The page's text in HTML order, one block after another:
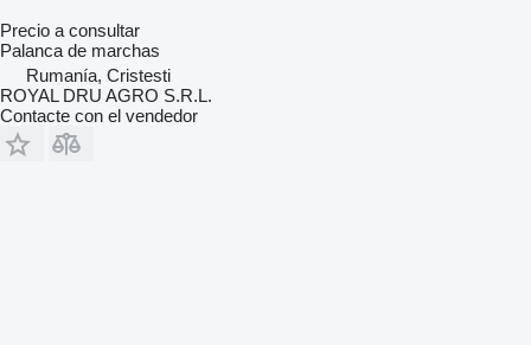
Precio a consultar
Palanca de marchas
Rumanía, Cristesti
ROYAL DRU AGRO S.R.L.
Contacte con el vendedor